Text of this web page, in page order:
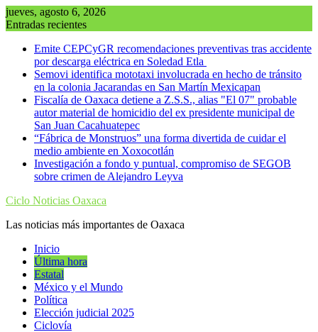
Saltar
al
jueves, agosto 6, 2026
Entradas recientes
Emite CEPCyGR recomendaciones preventivas tras accidente
por descarga eléctrica en Soledad Etla
Semovi identifica mototaxi involucrada en hecho de tránsito
en la colonia Jacarandas en San Martín Mexicapan
Fiscalía de Oaxaca detiene a Z.S.S., alias "El 07" probable
autor material de homicidio del ex presidente municipal de
San Juan Cacahuatepec
“Fábrica de Monstruos” una forma divertida de cuidar el
medio ambiente en Xoxocotlán
Investigación a fondo y puntual, compromiso de SEGOB
sobre crimen de Alejandro Leyva
Ciclo Noticias Oaxaca
Las noticias más importantes de Oaxaca
Inicio
Última hora
Estatal
México y el Mundo
Política
Elección judicial 2025
Ciclovía